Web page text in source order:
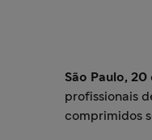
São Paulo,
profissionais
comprimidos